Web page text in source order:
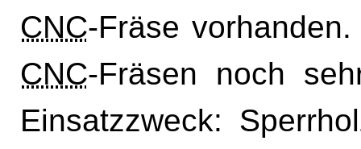
CNC-Fräse
CNC-Fräsen noch
Einsatzzweck: